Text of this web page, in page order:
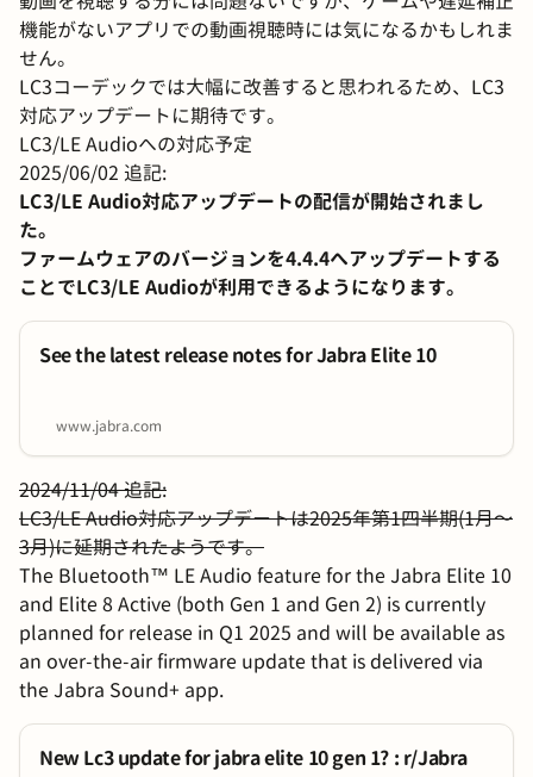
機能がないアプリでの動画視聴時には気になるかもしれま
せん。
LC3コーデックでは大幅に改善すると思われるため、LC3
対応アップデートに期待です。
LC3/LE Audioへの対応予定
2025/06/02 追記:
LC3/LE Audio対応アップデートの配信が開始されまし
た。
ファームウェアのバージョンを4.4.4へアップデートする
ことでLC3/LE Audioが利用できるようになります。
See the latest release notes for Jabra Elite 10
www.jabra.com
2024/11/04 追記:
LC3/LE Audio対応アップデートは2025年第1四半期(1月～
3月)に延期されたようです。
The Bluetooth™ LE Audio feature for the Jabra Elite 10
and Elite 8 Active (both Gen 1 and Gen 2) is currently
planned for release in Q1 2025 and will be available as
an over-the-air firmware update that is delivered via
the Jabra Sound+ app.
New Lc3 update for jabra elite 10 gen 1? : r/Jabra